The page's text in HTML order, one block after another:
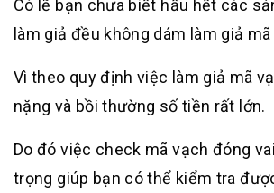
Có lẽ bạn chưa biết hầu hết các
làm giả đều không dám làm giả mã
Vì theo quy định việc làm giả mã
nặng và bồi thường số tiền rất lớn.
Do đó việc check mã vạch đóng
trọng giúp bạn có thể kiểm tra